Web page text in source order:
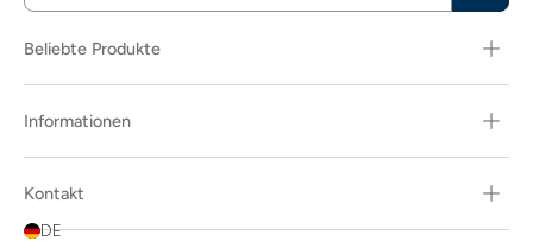
30
Beliebte Produkte
Informationen
Kontakt
DE